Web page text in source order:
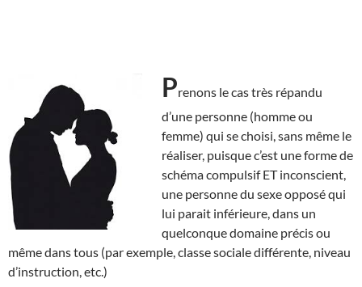
Prenons le cas très répandu
d’une personne (homme ou
femme) qui se choisi, sans même le
réaliser, puisque c’est une forme de
schéma compulsif ET inconscient,
une personne du sexe opposé qui
lui parait inférieure, dans un
quelconque domaine précis ou
même dans tous (par exemple, classe sociale différente, niveau
d’instruction, etc.)